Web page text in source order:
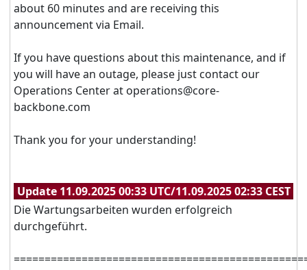
about 60 minutes and are receiving this
announcement via Email.
If you have questions about this maintenance, and if
you will have an outage, please just contact our
Operations Center at operations@core-
backbone.com
Thank you for your understanding!
Update 11.09.2025 00:33 UTC/11.09.2025 02:33 CEST
Die Wartungsarbeiten wurden erfolgreich
durchgeführt.